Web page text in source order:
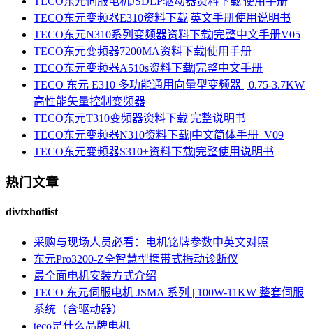
TECO东元变频器E310资料下载|英文手册使用说明书
TECO东元N310系列变频器资料下载|完整中文手册V05
TECO东元变频器7200MA资料下载|使用手册
TECO东元变频器A510s资料下载|完整中文手册
TECO 东元 E310 多功能通用向量型变频器 | 0.75-3.7KW
高性能矢量控制变频器
TECO东元T310变频器资料下载|完整说明书
TECO东元变频器N310资料下载|中文简体手册_V09
TECO东元变频器S310+资料下载|完整使用说明书
热门文章
divtxhotlist
采购与现场人员必看：电机铭牌参数中英文对照
东元Pro3200-Z全智慧型携带式振动诊断仪
最全面电机安装方式介绍
TECO 东元伺服电机 JSMA 系列 | 100W-11KW 整套伺服
系统（含驱动器）
teco是什么品牌电机